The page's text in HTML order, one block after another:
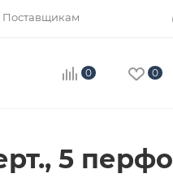
Поставщикам
0 0
5 перфо